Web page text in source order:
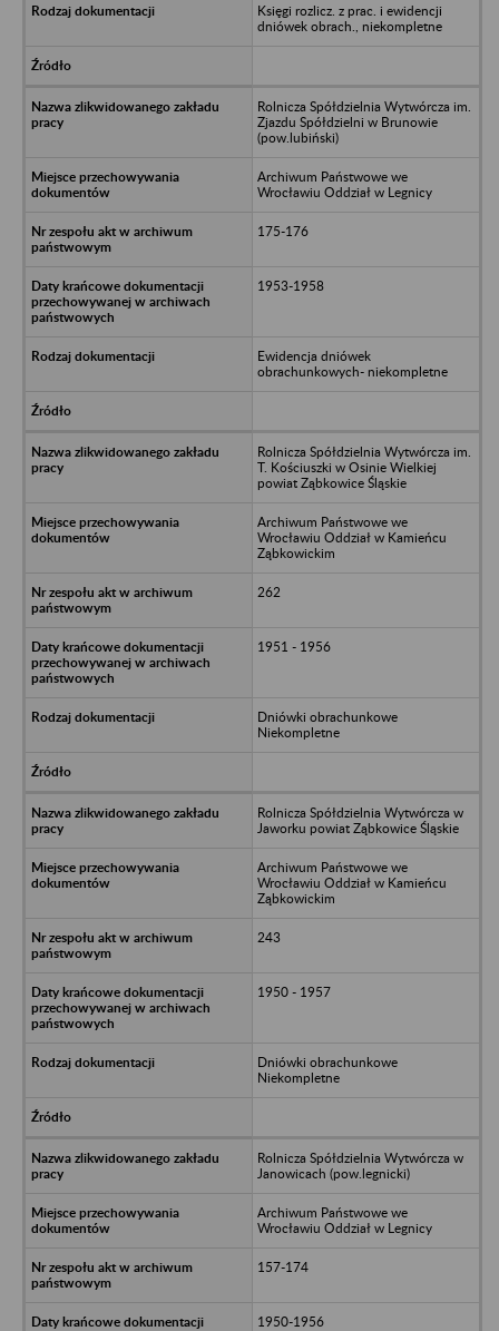
Księgi rozlicz. z prac. i ewidencji
dniówek obrach., niekompletne
Rolnicza Spółdzielnia Wytwórcza im.
Zjazdu Spółdzielni w Brunowie
(pow.lubiński)
Archiwum Państwowe we
Wrocławiu Oddział w Legnicy
175-176
1953-1958
Ewidencja dniówek
obrachunkowych- niekompletne
Rolnicza Spółdzielnia Wytwórcza im.
T. Kościuszki w Osinie Wielkiej
powiat Ząbkowice Śląskie
Archiwum Państwowe we
Wrocławiu Oddział w Kamieńcu
Ząbkowickim
262
1951 - 1956
Dniówki obrachunkowe
Niekompletne
Rolnicza Spółdzielnia Wytwórcza w
Jaworku powiat Ząbkowice Śląskie
Archiwum Państwowe we
Wrocławiu Oddział w Kamieńcu
Ząbkowickim
243
1950 - 1957
Dniówki obrachunkowe
Niekompletne
Rolnicza Spółdzielnia Wytwórcza w
Janowicach (pow.legnicki)
Archiwum Państwowe we
Wrocławiu Oddział w Legnicy
157-174
1950-1956